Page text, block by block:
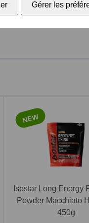
NEW
Isostar Long Energy
Powder Macchiato
450g
Gérer les